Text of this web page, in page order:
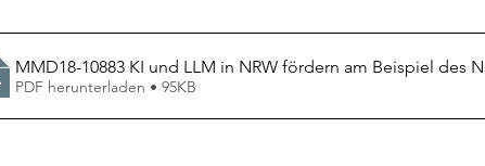
MMD18-10883 KI und LLM in NRW fördern am Beispiel des
PDF herunterladen • 95KB